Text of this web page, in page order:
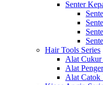
Senter
Hair Tools Series
Alat Cukur
Alat
Alat Catok